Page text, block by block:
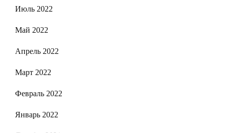
Июль 2022
Май 2022
Апрель 2022
Март 2022
Февраль 2022
Январь 2022